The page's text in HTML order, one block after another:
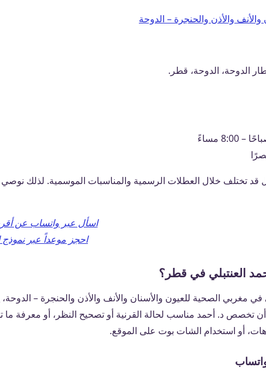
والأذن والحنجرة – الدوحة
الدوحة، الدوحة، قطر.
تختلف خلال العطلات الرسمية والمناسبات الموسمية. لذلك
اسأل عبر واتساب عن
احجز موعداً عبر نموذج
العنتبلي في قطر؟
مغربي الصحية للعيون والأسنان والأنف والأذن والحنجرة –
تخصص د. أحمد مناسب لحالة القرنية أو تصحيح النظر، أو معرفة ما
أو استخدام الشات بوت على الموقع.